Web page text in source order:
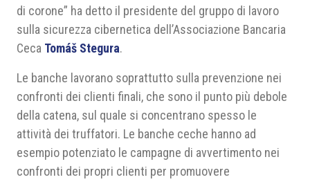
di corone” ha detto il presidente del gruppo di lavoro
sulla sicurezza cibernetica dell’Associazione Bancaria
Ceca Tomáš Stegura.
Le banche lavorano soprattutto sulla prevenzione nei
confronti dei clienti finali, che sono il punto più debole
della catena, sul quale si concentrano spesso le
attività dei truffatori. Le banche ceche hanno ad
esempio potenziato le campagne di avvertimento nei
confronti dei propri clienti per promuovere